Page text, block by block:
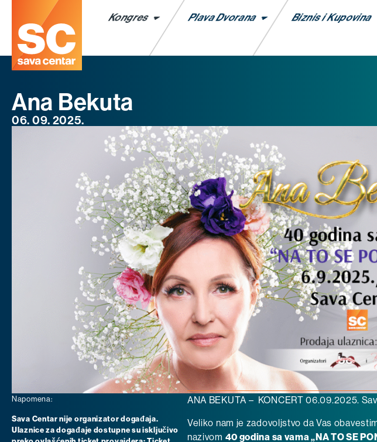
Kongres Plava Dvorana Biznis i Kupovina
Ana Bekuta
06. 09. 2025.
Napomena:
Sava Centar nije organizator događaja.
Ulaznice za događaje dostupne su isključivo
ANA BEKUTA – KONCERT 06.09.2025.
Veliko nam je zadovoljstvo da Vas
nazivom 40 godina sa vama „NA TO SE